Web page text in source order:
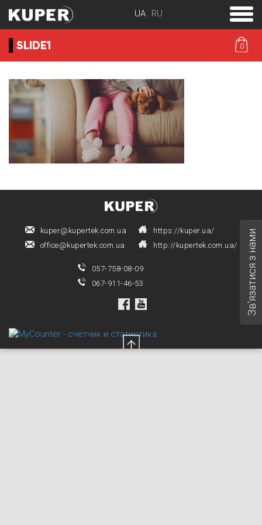
0
toggle
menu
SLIDE1
kuper@kupertek.com.ua
office@kupertek.com.ua
https://kuper.ua/
http://kupertek.com.ua/
057-758-08-09
067-911-46-53
Зв'язатися з нами